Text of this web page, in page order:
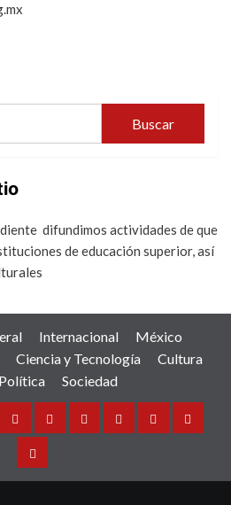
difundimos actividades de que
de educación superior, así
Internacional
México
Ciencia y Tecnología
Cultura
Política Sociedad
AnálisisUniversidades
CienciaCulturaSalud Política
Sociedad